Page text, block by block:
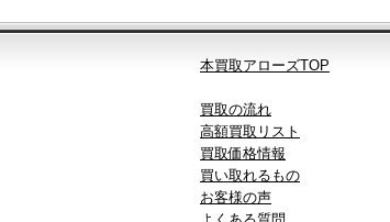
本買取アローズTOP
買取の流れ
高額買取リスト
買取価格情報
買い取れるもの
お客様の声
よくある質問